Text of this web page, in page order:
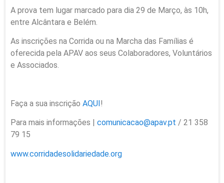
A prova tem lugar marcado para dia 29 de Março, às 10h,
entre Alcântara e Belém.
As inscrições na Corrida ou na Marcha das Famílias é
oferecida pela APAV aos seus Colaboradores, Voluntários
e Associados.
Faça a sua inscrição AQUI!
Para mais informações | comunicacao@apav.pt / 21 358
79 15
www.corridadesolidariedade.org